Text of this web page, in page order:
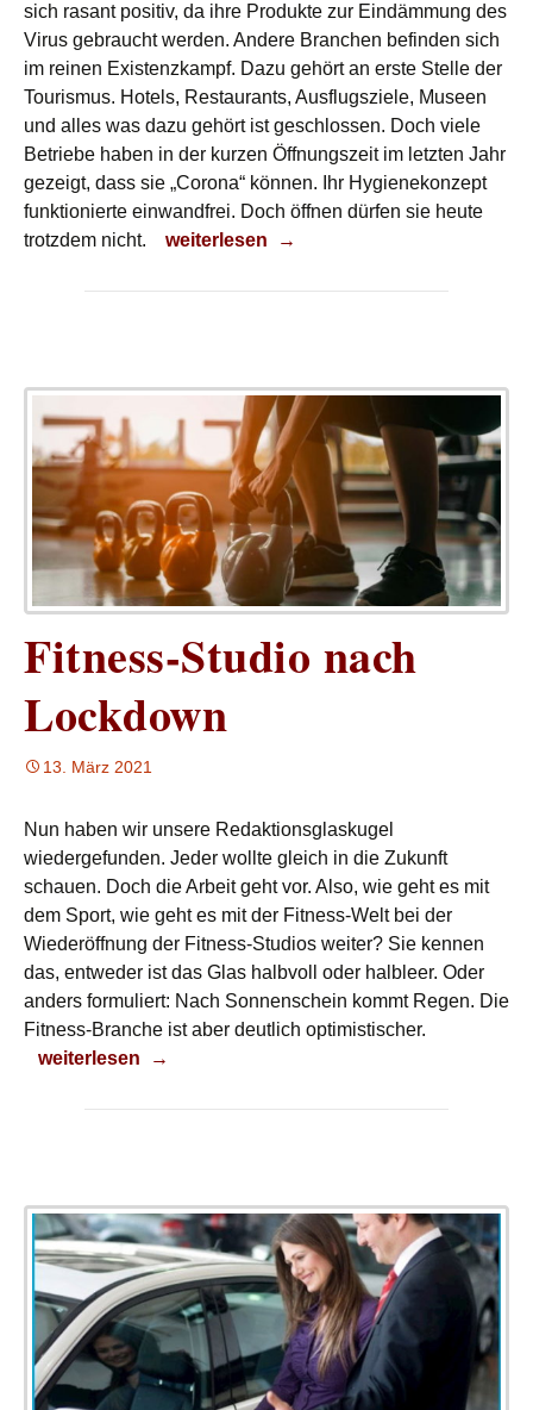
sich rasant positiv, da ihre Produkte zur Eindämmung des
Virus gebraucht werden. Andere Branchen befinden sich
im reinen Existenzkampf. Dazu gehört an erste Stelle der
Tourismus. Hotels, Restaurants, Ausflugsziele, Museen
und alles was dazu gehört ist geschlossen. Doch viele
Betriebe haben in der kurzen Öffnungszeit im letzten Jahr
gezeigt, dass sie „Corona“ können. Ihr Hygienekonzept
funktionierte einwandfrei. Doch öffnen dürfen sie heute
trotzdem nicht.
Eigentlich kann es los gehen!
weiterlesen →
Fitness-Studio nach
Lockdown
13. März 2021
Nun haben wir unsere Redaktionsglaskugel
wiedergefunden. Jeder wollte gleich in die Zukunft
schauen. Doch die Arbeit geht vor. Also, wie geht es mit
dem Sport, wie geht es mit der Fitness-Welt bei der
Wiederöffnung der Fitness-Studios weiter? Sie kennen
das, entweder ist das Glas halbvoll oder halbleer. Oder
anders formuliert: Nach Sonnenschein kommt Regen. Die
Fitness-Branche ist aber deutlich optimistischer.
Fitness-Studio nach Lockdown
weiterlesen →